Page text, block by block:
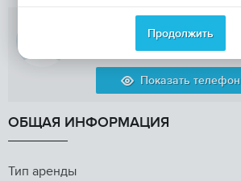
Capital Mars
Показать телефон
ОБЩАЯ ИНФОРМАЦИЯ
Тип аренды
Продолжить